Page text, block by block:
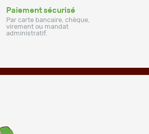
Paiement sécurisé
Par carte bancaire, chèque,
virement ou mandat
administratif.